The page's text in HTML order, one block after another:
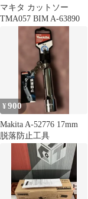
マキタ カットソー
TMA057 BIM A-63890
¥900
Makita A-52776 17mm
脱落防止工具